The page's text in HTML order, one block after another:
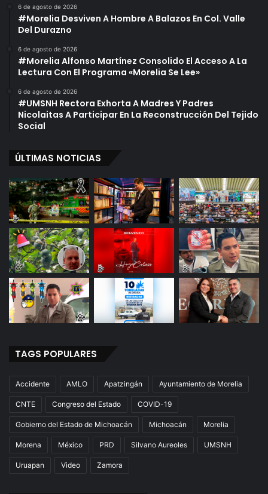
6 de agosto de 2026
#Morelia Desviven A Hombre A Balazos En Col. Valle
Del Durazno
6 de agosto de 2026
#Morelia Alfonso Martínez Consolido El Acceso A La
Lectura Con El Programa «Morelia Se Lee»
6 de agosto de 2026
#UMSNH Rectora Exhorta A Madres Y Padres
Nicolaitas A Participar En La Reconstrucción Del Tejido
Social
ÚLTIMAS NOTICIAS
TAGS POPULARES
Accidente AMLO Apatzingán Ayuntamiento de Morelia
CNTE Congreso del Estado COVID-19
Gobierno del Estado de Michoacán Michoacán Morelia
Morena México PRD Silvano Aureoles UMSNH
Uruapan Video Zamora